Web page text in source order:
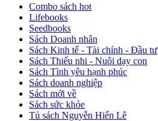
Combo sách hot
Lifebooks
Seedbooks
Sách Doanh nhân
Sách Kinh tế - Tài chính - Đầu tư
Sách Thiếu nhi - Nuôi dạy con
Sách Tình yêu hạnh phúc
Sách doanh nghiệp
Sách mới về
Sách sức khỏe
Tủ sách Nguyễn Hiến Lê